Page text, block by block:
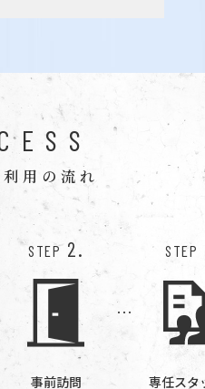
用の流れ
STEP 2.
事前訪問
STEP
専任スタ